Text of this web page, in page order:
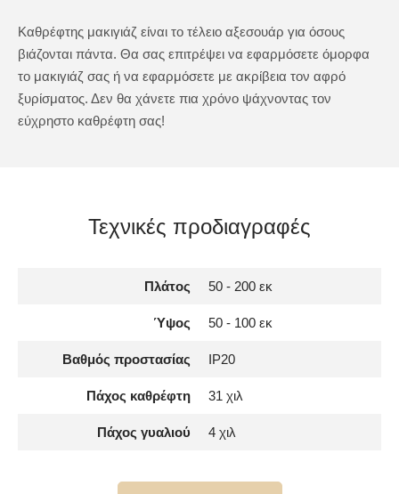
Καθρέφτης μακιγιάζ είναι το τέλειο αξεσουάρ για όσους
βιάζονται πάντα. Θα σας επιτρέψει να εφαρμόσετε όμορφα
το μακιγιάζ σας ή να εφαρμόσετε με ακρίβεια τον αφρό
ξυρίσματος. Δεν θα χάνετε πια χρόνο ψάχνοντας τον
εύχρηστο καθρέφτη σας!
Τεχνικές προδιαγραφές
Πλάτος 50 - 200 εκ
Ύψος 50 - 100 εκ
Βαθμός προστασίας IP20
Πάχος καθρέφτη 31 χιλ
Πάχος γυαλιού 4 χιλ